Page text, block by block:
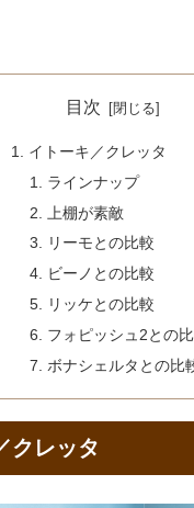
目次
イトーキ／クレッタ
ラインナップ
上棚が素敵
リーモとの比較
ビーノとの比較
リッケとの比較
フォピッシュ2との
ボナシェルタとの比
クレッタ